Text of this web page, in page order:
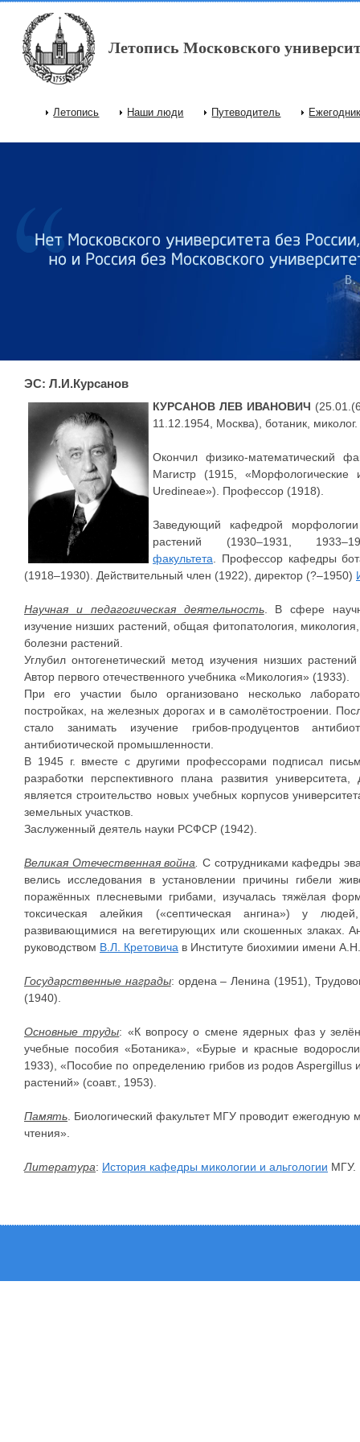
Перейти к основному содержанию
Летопись Московского
Главное меню
Летопись Наши люди Путеводитель
ЭС: Л.И.Курсанов
КУРСАНОВ ЛЕВ ИВАНОВИЧ
11.12.1954, Москва), ботаник, миколог.
Окончил физико-математический
Магистр (1915, «Морфологические
Uredineae»). Профессор (1918).
Заведующий кафедрой
растений (1930–1931,
факультета . Профессор кафедры
(1918–1930). Действительный член (1922), директор (?–1950)
Научная и педагогическая деятельность. В сфере
изучение низших растений, общая фитопатология,
болезни растений.
Углубил онтогенетический метод изучения низших
Автор первого отечественного учебника «Микология» (1933).
При его участии было организовано несколько
постройках, на железных дорогах и в самолётостроении.
стало занимать изучение грибов-продуцентов
антибиотической промышленности.
В 1945 г. вместе с другими профессорами подписал
разработки перспективного плана развития
является строительство новых учебных корпусов
земельных участков.
Заслуженный деятель науки РСФСР (1942).
Великая Отечественная война
С сотрудниками кафедры
велись исследования в установлении причины гибели
поражённых плесневыми грибами, изучалась тяжёлая
токсическая алейкия («септическая ангина») у
развивающимися на вегетирующих или скошенных злаках.
руководством В.Л. Кретовича в Институте биохимии имени
Государственные награды: ордена – Ленина (1951),
(1940).
Основные труды: «К вопросу о смене ядерных фаз у
учебные пособия «Ботаника», «Бурые и красные
1933), «Пособие по определению грибов из родов
растений» (соавт., 1953).
Память . Биологический факультет МГУ проводит
чтения».
Литература: История кафедры микологии и альгологии МГУ.